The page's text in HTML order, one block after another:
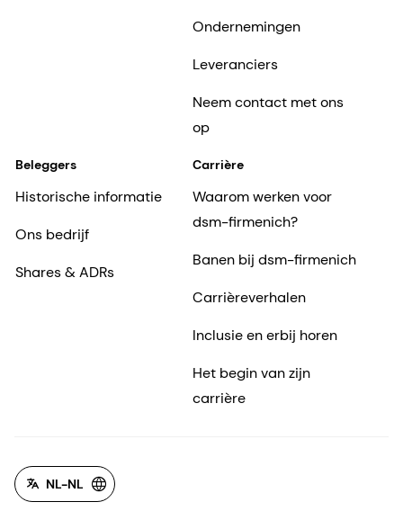
Ondernemingen
Leveranciers
Neem contact met ons
op
Beleggers
Historische informatie
Ons bedrijf
Shares & ADRs
Carrière
Waarom werken voor
dsm-firmenich?
Banen bij dsm-firmenich
Carrièreverhalen
Inclusie en erbij horen
Het begin van zijn
carrière
NL-NL